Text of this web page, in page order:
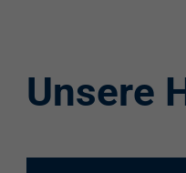
re:charge-Karte
Unsere